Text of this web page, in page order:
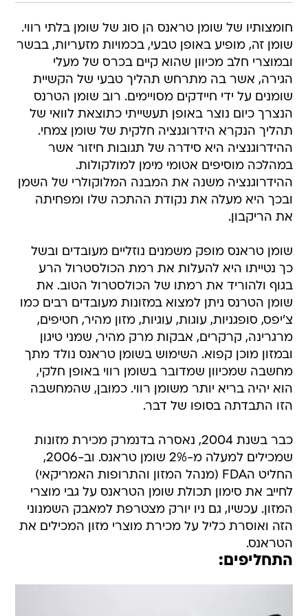
חומצותיו של שומן טראנס הן סוג של שומן בלתי רווי.
שומן זה, מופיע באופן טבעי, בכמויות מזעריות, בבשר
ובמוצרי חלב מכיוון שהוא קיים בכרס של מעלי
הגירה, אשר בה מתרחש תהליך טבעי של הקשיית
שומנים על ידי חיידקים מסויימים. רוב שומן הטרנס
הנצרך כיום נוצר באופן תעשייתי כתוצאת לוואי של
תהליך הנקרא הידרוגנציה חלקית של שומן צמחי.
ההידרוגנציה היא סידרה של תגובות חיזור אשר
במהלכה מוסיפים אטומי מימן למולקולות.
ההידרוגנציה משנה את המבנה המלוקולרי של השמן
ובכך היא מעלה את נקודת ההתכה שלו ומפחיתה
את הריקבון.
שומן טראנס מופק משמנים נוזליים מעובדים ובשל
כך נטייתו היא להעלות את רמת הכולסטרול הרע
בגוף ולהוריד את רמתו של הכולסטרול הטוב. את
שומן הטרנס ניתן למצוא במזונות מעובדים רבים כמו
צ'יפס, סופגניות, עוגות, עוגיות, מזון מהיר, חטיפים,
מרגרינה, קרקרים, אבקות מרק מהיר, שמני טיגון
ובמזון מוכן קפוא. השימוש בשומן טראנס נולד מתך
מחשבה שמכיוון שמדובר בשומן רווי באופן חלקי,
הוא יהיה בריא יותר משומן רווי. כמובן, שהמחשבה
הזו התבדתה בסופו של דבר.
כבר בשנת 2004, נאסרה בדנמרק מכירת מזונות
שמכילים למעלה מ-2% שומן טראנס. וב-2006,
החליט הFDA (מנהל המזון והתרופות האמריקאי)
לחייב את סימון תכולת שומן הטראנס על גבי מוצרי
המזון. עכשיו, גם ניו יורק מצטרפת למאבק השמנוני
הזה ואוסרת כליל על מכירת מוצרי מזון המכילים את
הטראנס.
התחליפים: